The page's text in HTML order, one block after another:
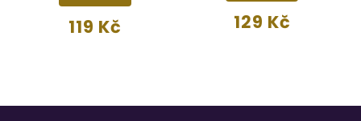
119 Kč 129 Kč